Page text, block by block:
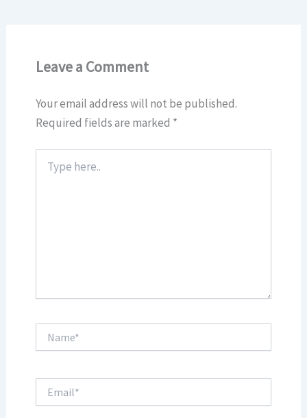
Leave a Comment
Your email address will not be published.
Required fields are marked *
here..